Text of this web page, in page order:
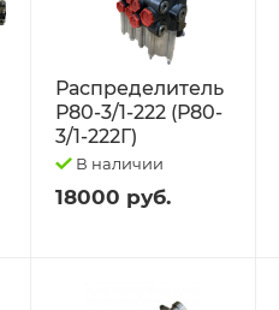
Распределитель
Р80-3/1-222 (Р80-
3/1-222Г)
В наличии
18000 руб.